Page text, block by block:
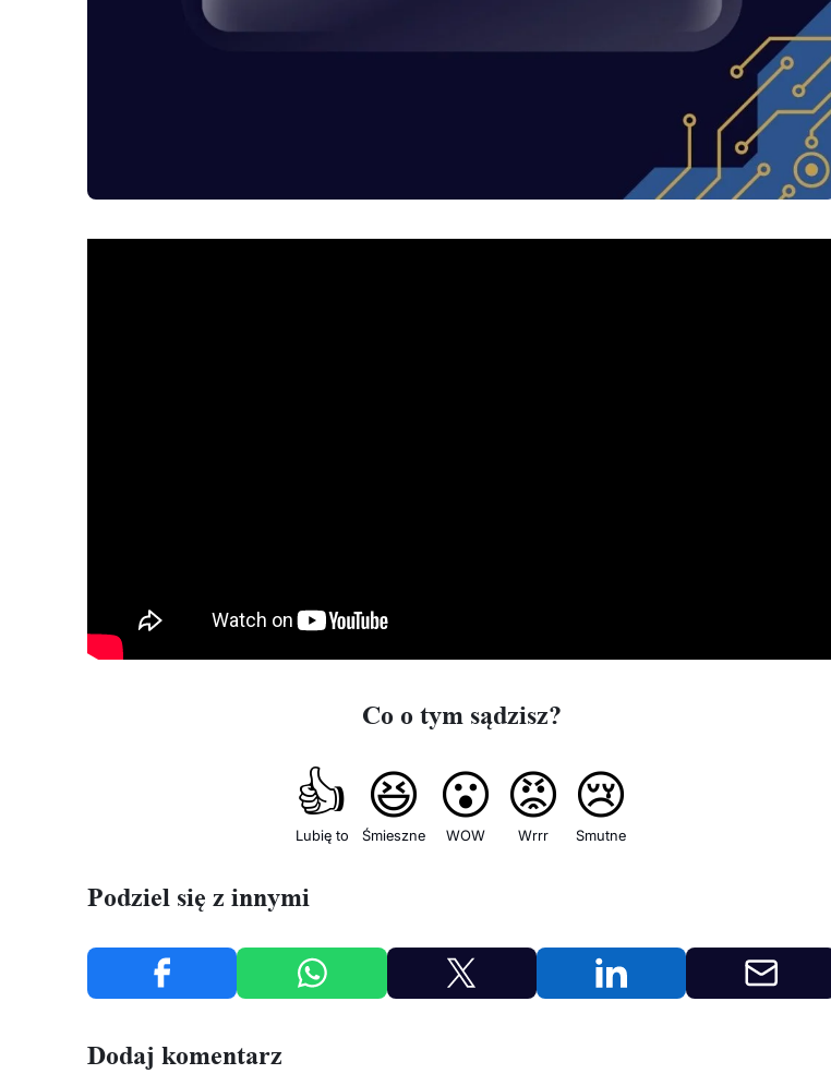
Co o tym sądzisz?
👍
Lubię to
😆
Śmieszne
😮
WOW
😡
Wrrr
😢
Smutne
Podziel się z innymi
Dodaj komentarz